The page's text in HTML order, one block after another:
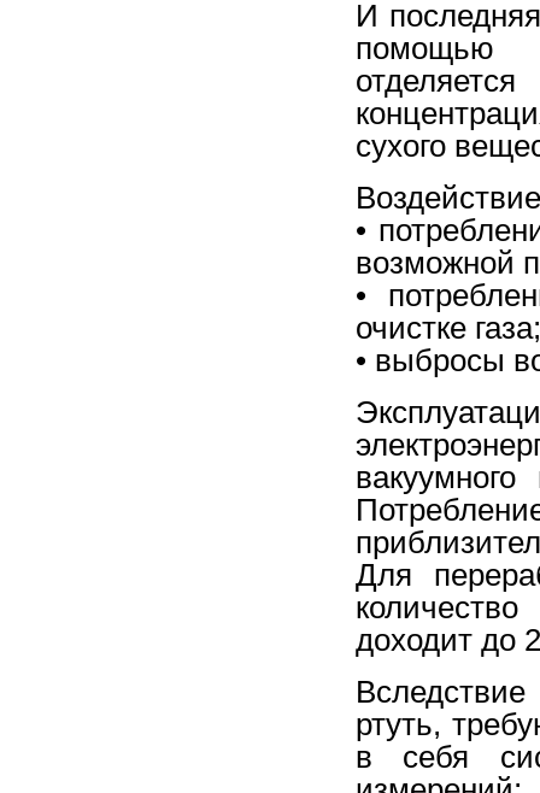
И
помощью
сухого
•
возможной
•
очистке газа;
• выбросы
Для
доходит до
ртуть,
в себя